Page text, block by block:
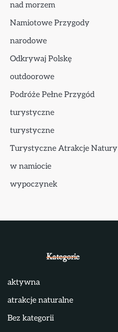
nad morzem
Namiotowe Przygody
narodowe
Odkrywaj Polskę
outdoorowe
Podróże Pełne Przygód
turystyczne
turystyczne
Turystyczne Atrakcje Natury
w namiocie
wypoczynek
Kategorie
aktywna
atrakcje naturalne
Bez kategorii